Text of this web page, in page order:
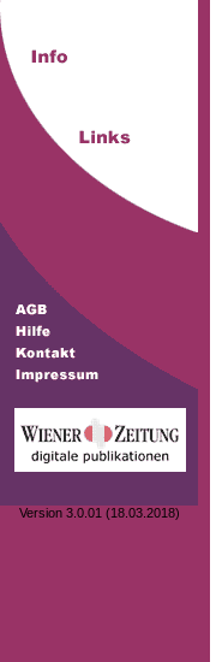
Version 3.0.01 (18.03.2018)